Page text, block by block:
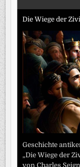
Die Wiege der
Geschichte
„Die Wiege der
von Charles